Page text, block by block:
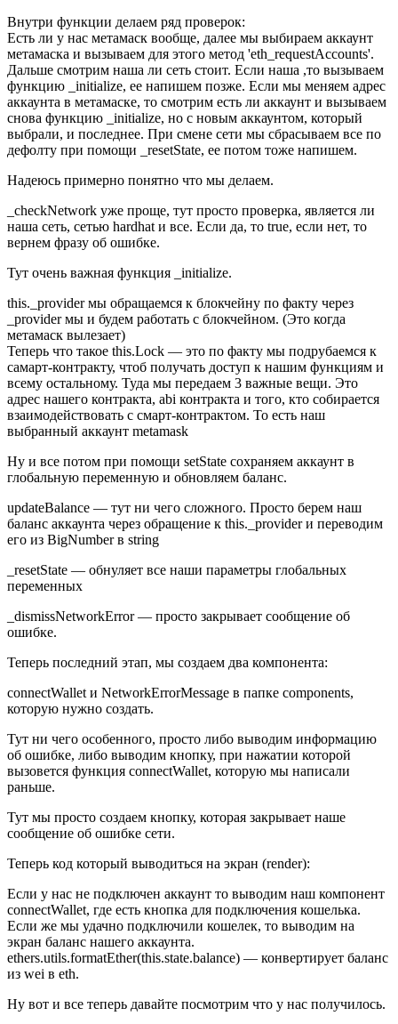
Внутри функции делаем ряд проверок:
Есть ли у нас метамаск вообще, далее мы выбираем аккаунт
метамаска и вызываем для этого метод 'eth_requestAccounts'.
Дальше смотрим наша ли сеть стоит. Если наша ,то вызываем
функцию _initialize, ее напишем позже. Если мы меняем адрес
аккаунта в метамаске, то смотрим есть ли аккаунт и вызываем
снова функцию _initialize, но с новым аккаунтом, который
выбрали, и последнее. При смене сети мы cбрасываем все по
дефолту при помощи _resetState, ее потом тоже напишем.
Надеюсь примерно понятно что мы делаем.
_checkNetwork уже проще, тут просто проверка, является ли
наша сеть, сетью hardhat и все. Если да, то true, если нет, то
вернем фразу об ошибке.
Тут очень важная функция _initialize.
this._provider мы обращаемся к блокчейну по факту через
_provider мы и будем работать с блокчейном. (Это когда
метамаск вылезает)
Теперь что такое this.Lock — это по факту мы подрубаемся к
самарт-контракту, чтоб получать доступ к нашим функциям и
всему остальному. Туда мы передаем 3 важные вещи. Это
адрес нашего контракта, abi контракта и того, кто собирается
взаимодействовать с смарт-контрактом. То есть наш
выбранный аккаунт metamask
Ну и все потом при помощи setState сохраняем аккаунт в
глобальную переменную и обновляем баланс.
updateBalance — тут ни чего сложного. Просто берем наш
баланс аккаунта через обращение к this._provider и переводим
его из BigNumber в string
_resetState — обнуляет все наши параметры глобальных
переменных
_dismissNetworkError — просто закрывает сообщение об
ошибке.
Теперь последний этап, мы создаем два компонента:
connectWallet и NetworkErrorMessage в папке components,
которую нужно создать.
Тут ни чего особенного, просто либо выводим информацию
об ошибке, либо выводим кнопку, при нажатии которой
вызовется функция connectWallet, которую мы написали
раньше.
Тут мы просто создаем кнопку, которая закрывает наше
сообщение об ошибке сети.
Теперь код который выводиться на экран (render):
Если у нас не подключен аккаунт то выводим наш компонент
connectWallet, где есть кнопка для подключения кошелька.
Если же мы удачно подключили кошелек, то выводим на
экран баланс нашего аккаунта.
ethers.utils.formatEther(this.state.balance) — конвертирует баланс
из wei в eth.
Ну вот и все теперь давайте посмотрим что у нас получилось.